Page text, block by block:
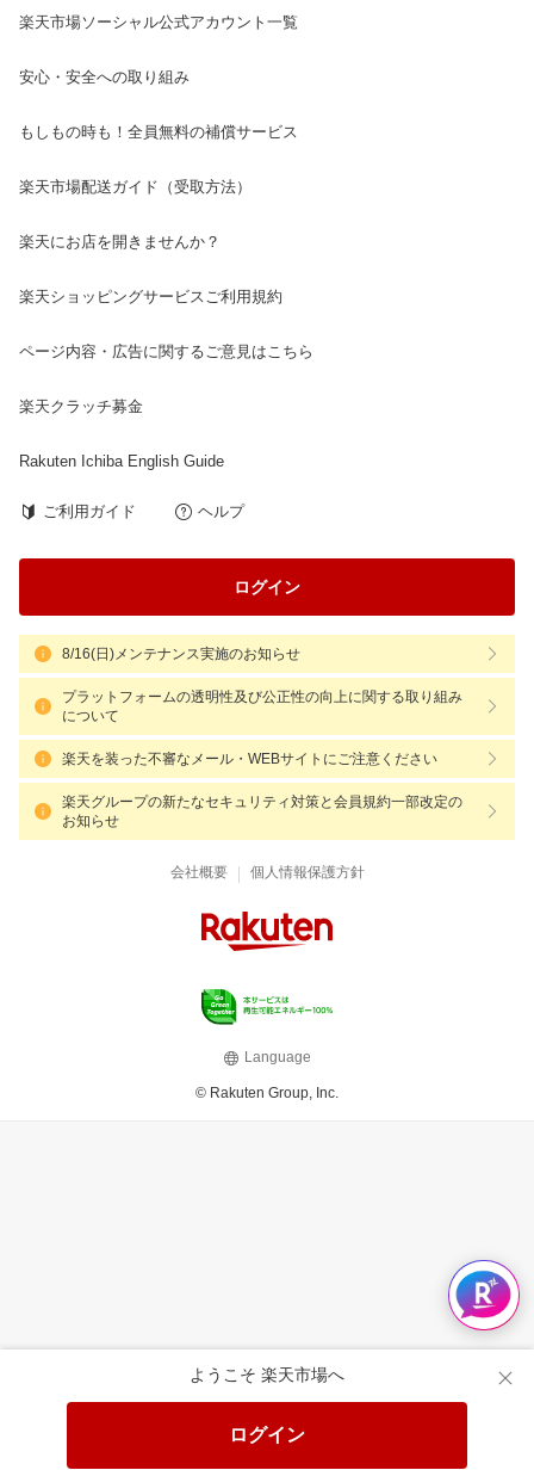
ようこそ 楽天市場へ
ログイン
楽天市場ソーシャル公式アカウント一覧
安心・安全への取り組み
もしもの時も！全員無料の補償サービス
楽天市場配送ガイド（受取方法）
楽天にお店を開きませんか？
楽天ショッピングサービスご利用規約
ページ内容・広告に関するご意見はこちら
楽天クラッチ募金
Rakuten Ichiba English Guide
ご利用ガイド ヘルプ
ログイン
8/16(日)メンテナンス実施のお知らせ
プラットフォームの透明性及び公正性の向上に関する取り組み
について
楽天を装った不審なメール・WEBサイトにご注意ください
楽天グループの新たなセキュリティ対策と会員規約一部改定の
お知らせ
会社概要 | 個人情報保護方針
Language
© Rakuten Group, Inc.